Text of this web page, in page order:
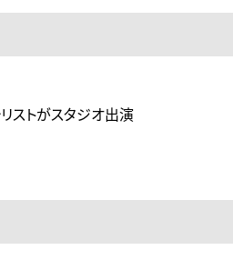
ストがスタジオ出演